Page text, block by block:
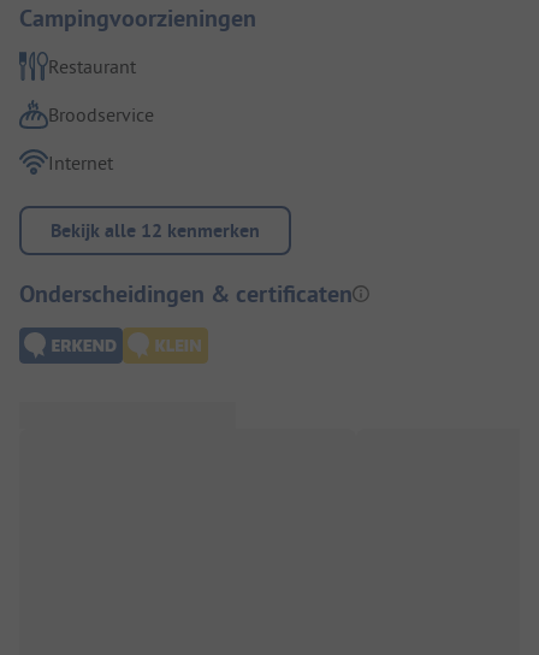
Campingvoorzieningen
Restaurant
Broodservice
Internet
Bekijk alle 12 kenmerken
Onderscheidingen & certificaten